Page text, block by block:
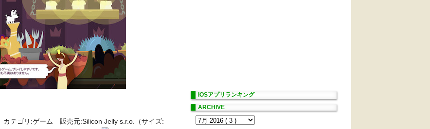
カテゴリ:ゲーム 販売元:Silicon Jelly s.r.o.（サイズ:
IOSアプリランキング
ARCHIVE